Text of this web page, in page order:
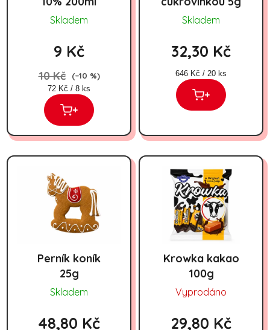
Skladem
9 Kč
10 Kč
(–10 %)
Měrná cena:
72 Kč / 8 ks
+
Skladem
32,30 Kč
Měrná cena:
646 Kč / 20 ks
+
Perník koník
25g
Skladem
48,80 Kč
Krowka kakao
100g
Vyprodáno
29,80 Kč